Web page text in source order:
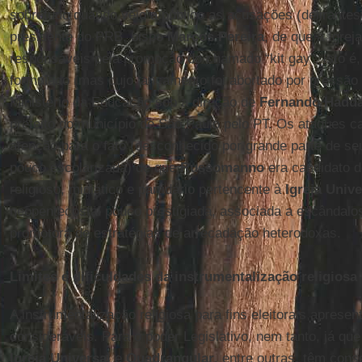
sobretudo quando veio a público as acusações
presidente do PRB, bispoMarcos Pereira, de que a
responsáveis pela promoção do chamado “kit gay”, isto
formulado (mas cujo lançamento foi abortado por
Ministério da Educação sob a direção deFernando
prefeito do município de São Paulo pelo PT. Os ataques
atenção para o fato (desconhecido por grande parte de
pouco escolarizada) de queRussomannoera candidato
religioso, midiático e partidário pertencente àIgreja
neopentecostal pouco prestigiada, associada a
promotora de estratégias de arrecadação heterodoxas.
Limites e dificuldades da instrumentalização
A instrumentalização religiosa para fins eleitorais
consideráveis. Para o poder Legislativo, nem tanto, já
Igreja Universale Quadrangular, entre outras, têm